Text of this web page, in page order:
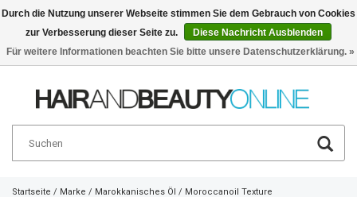
Deutsch €
Startseite / Marke / Marokkanisches Öl / Moroccanoil Texture
Durch die Nutzung unserer Webseite stimmen Sie dem Gebrauch von Cookies
zur Verbesserung dieser Seite zu.
Diese Nachricht Ausblenden
Für weitere Informationen beachten Sie bitte unsere Datenschutzerklärung. »